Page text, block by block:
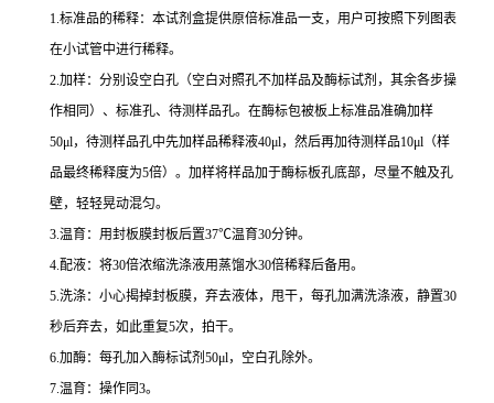
1.标准品的稀释：本试剂盒提供原倍标准品一支，用户可按照下列图表
在小试管中进行稀释。
2.加样：分别设空白孔（空白对照孔不加样品及酶标试剂，其余各步操
作相同）、标准孔、待测样品孔。在酶标包被板上标准品准确加样
50μl，待测样品孔中先加样品稀释液40μl，然后再加待测样品10μl （样
品最终稀释度为5倍）。加样将样品加于酶标板孔底部，尽量不触及孔
壁，轻轻晃动混匀。
3.温育：用封板膜封板后置37℃温育30分钟。
4.配液：将30倍浓缩洗涤液用蒸馏水30倍稀释后备用。
5.洗涤：小心揭掉封板膜，弃去液体，甩干，每孔加满洗涤液，静置30
秒后弃去，如此重复5次，拍干。
6.加酶：每孔加入酶标试剂 50μl，空白孔除外。
7.温育：操作同 3。